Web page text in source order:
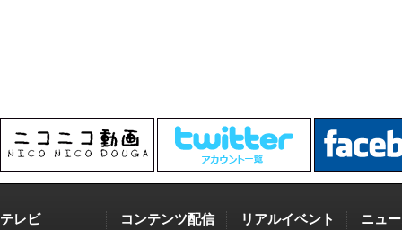
テレビ コンテンツ配信 リアルイベント ニュ